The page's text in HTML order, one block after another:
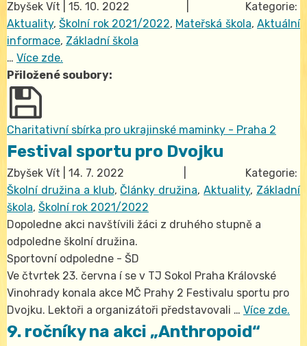
Zbyšek Vít 15. 10. 2022 | Kategorie:
Aktuality,Školní rok 2021/2022, Mateřská škola,Aktuální
informace, Základní škola
… Více zde.
Přiložené soubory:
Charitativní sbírka pro ukrajinské maminky - Praha 2
Festival sportu pro Dvojku
Zbyšek Vít 14. 7. 2022 | Kategorie:
Školní družina a klub, Články družina,Aktuality, Základní
škola, Školní rok 2021/2022
Dopoledne akci navštívili žáci z druhého stupně a
odpoledne školní družina.
Sportovní odpoledne - ŠD
Ve čtvrtek 23. června í se v TJ Sokol Praha Královské
Vinohrady konala akce MČ Prahy 2 Festivalu sportu pro
Dvojku. Lektoři a organizátoři představovali … Více zde.
9. ročníky na akci „Anthropoid“